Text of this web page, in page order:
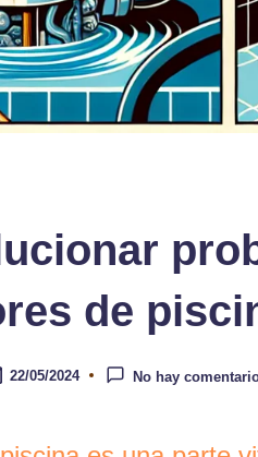
de
22/05/2024 No hay